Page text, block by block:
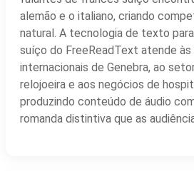
alemão e o italiano, criando
natural. A tecnologia de texto
suíço do FreeReadText atende às
internacionais de Genebra, ao
relojoeira e aos negócios de
produzindo conteúdo de áudio
romanda distintiva que as